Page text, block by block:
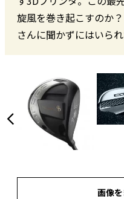
旋風を巻き起こすのか
さんに聞かずにはいられ
画像